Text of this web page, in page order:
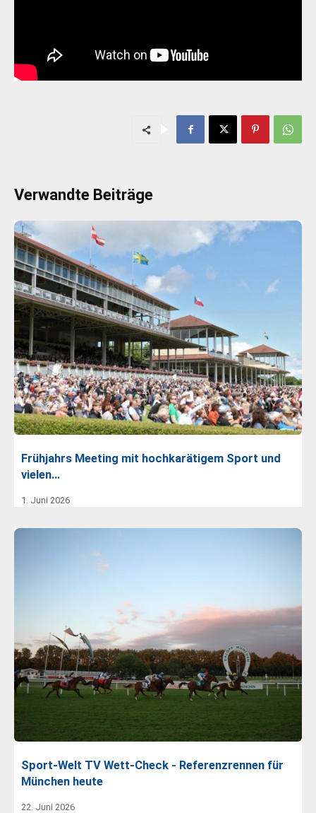
Verwandte Beiträge
Frühjahrs Meeting mit hochkarätigem Sport und
vielen…
1. Juni 2026
Sport-Welt TV Wett-Check - Referenzrennen für
München heute
22. Juni 2026